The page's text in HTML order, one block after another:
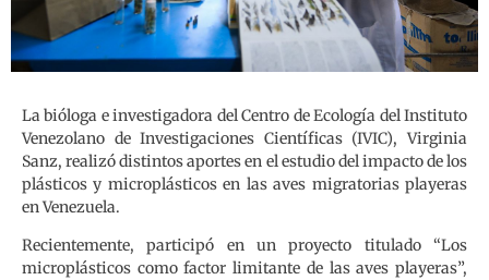
La bióloga e investigadora del Centro de Ecología del Instituto
Venezolano de Investigaciones Científicas (IVIC), Virginia
Sanz, realizó distintos aportes en el estudio del impacto de los
plásticos y microplásticos en las aves migratorias playeras
en Venezuela.
Recientemente, participó en un proyecto titulado “Los
microplásticos como factor limitante de las aves playeras”,